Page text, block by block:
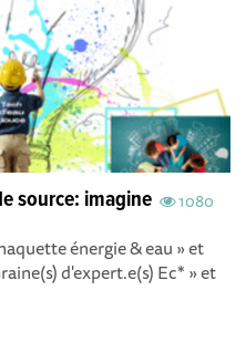
1080
source: imagine
énergie & eau » et
d'expert.e(s) Ec* » et